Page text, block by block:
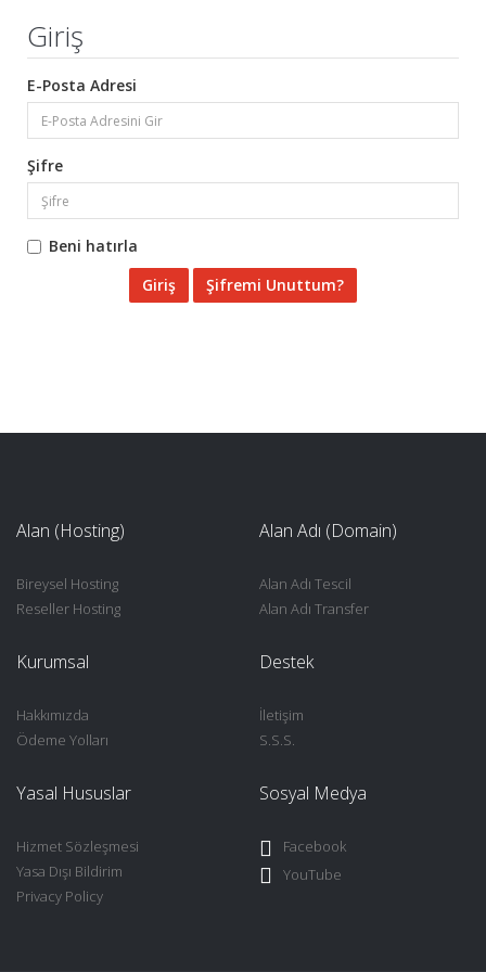
Giriş
E-Posta Adresi
Şifre
Beni hatırla
Şifremi Unuttum?
Alan (Hosting)
Bireysel Hosting
Reseller Hosting
Alan Adı (Domain)
Alan Adı Tescil
Alan Adı Transfer
Kurumsal
Hakkımızda
Ödeme Yolları
Destek
İletişim
S.S.S.
Yasal Hususlar
Hizmet Sözleşmesi
Yasa Dışı Bildirim
Privacy Policy
Sosyal Medya
Facebook
YouTube